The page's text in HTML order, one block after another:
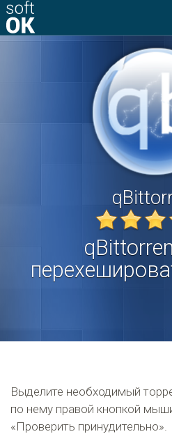
Выделите необходимый
по нему правой кнопкой
«Проверить принудительно».